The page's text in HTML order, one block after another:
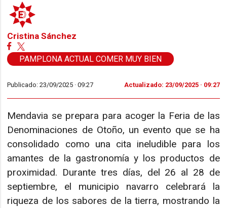
Cristina Sánchez
PAMPLONA ACTUAL COMER MUY BIEN
Publicado: 23/09/2025 ·09:27 Actualizado: 23/09/2025 · 09:27
Mendavia se prepara para acoger la Feria de las
Denominaciones de Otoño, un evento que se ha
consolidado como una cita ineludible para los
amantes de la gastronomía y los productos de
proximidad. Durante tres días, del 26 al 28 de
septiembre, el municipio navarro celebrará la
riqueza de los sabores de la tierra, mostrando la